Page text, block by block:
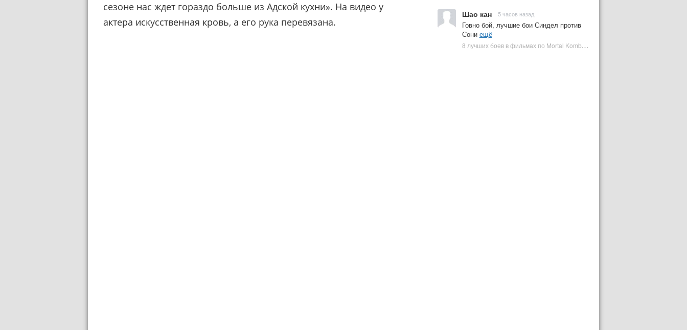
Шао кан 5 часов назад
Говно бой, лучшие бои Синдел против
Сони ещё
8 лучших боев в фильмах по Mortal Kombat: от «Смертельной битвы» до «Мортал Комбат 2» | Plugged In Ru
сезоне нас ждет гораздо больше из Адской кухни». На видео у
актера искусственная кровь, а его рука перевязана.